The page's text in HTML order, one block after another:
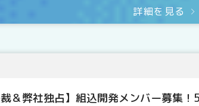
詳細を見る
裁＆弊社独占】組込開発メンバー募集